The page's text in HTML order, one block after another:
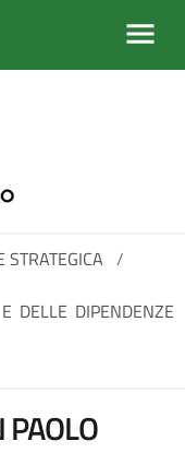
STRATEGICA /
DELLE DIPENDENZE
PAOLO